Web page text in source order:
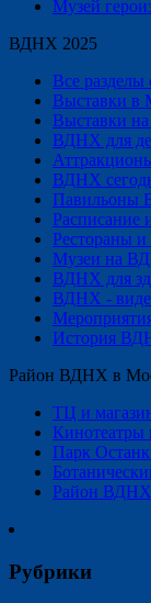
Музей
ВДНХ 2025
Все разделы
Выставки в
Выставки
ВДНХ для
ВДНХ
Павильоны
Расписание
Рестораны
Музеи на
ВДНХ для
ВДНХ -
История
Район ВДНХ в
ТЦ и
Кинотеатры
Парк
Район ВДНХ
Рубрики